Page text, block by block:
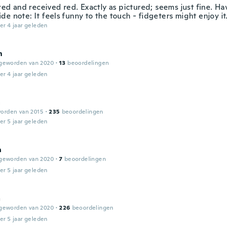
and received red. Exactly as pictured; seems just fine.
note: It feels funny to the touch - fidgeters might enjoy
4 jaar geleden
van 2020 · 13 beoordelingen
4 jaar geleden
van 2015 · 235 beoordelingen
5 jaar geleden
van 2020 · 7 beoordelingen
5 jaar geleden
van 2020 · 226 beoordelingen
5 jaar geleden